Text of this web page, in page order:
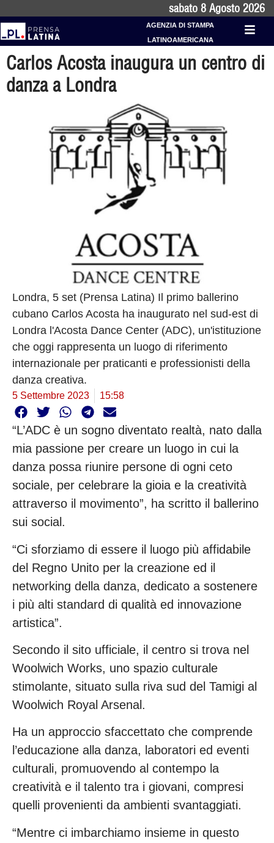
sabato 8 Agosto 2026
AGENZIA DI STAMPA
LATINOAMERICANA
Carlos Acosta inaugura un centro di
danza a Londra
Londra, 5 set (Prensa Latina) Il primo ballerino
cubano Carlos Acosta ha inaugurato nel sud-est di
Londra l'Acosta Dance Center (ADC), un'istituzione
che oggi rappresenta un luogo di riferimento
internazionale per praticanti e professionisti della
danza creativa.
5 Settembre 2023 15:58
“L’ADC è un sogno diventato realtà, nato dalla
mia passione per creare un luogo in cui la
danza possa riunire persone di ogni ceto
sociale, per celebrare la gioia e la creatività
attraverso il movimento”, ha scritto il ballerino
sui social.
“Ci sforziamo di essere il luogo più affidabile
del Regno Unito per la creazione ed il
networking della danza, dedicato a sostenere
i più alti standard di qualità ed innovazione
artistica”.
Secondo il sito ufficiale, il centro si trova nel
Woolwich Works, uno spazio culturale
stimolante, situato sulla riva sud del Tamigi al
Woolwich Royal Arsenal.
Ha un approccio sfaccettato che comprende
l’educazione alla danza, laboratori ed eventi
culturali, promuovendo al contempo la
creatività e il talento tra i giovani, compresi
quelli provenienti da ambienti svantaggiati.
“Mentre ci imbarchiamo insieme in questo